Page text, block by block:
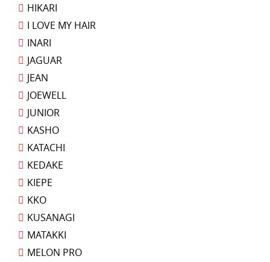
HIKARI
I LOVE MY HAIR
INARI
JAGUAR
JEAN
JOEWELL
JUNIOR
KASHO
KATACHI
KEDAKE
KIEPE
KKO
KUSANAGI
MATAKKI
MELON PRO